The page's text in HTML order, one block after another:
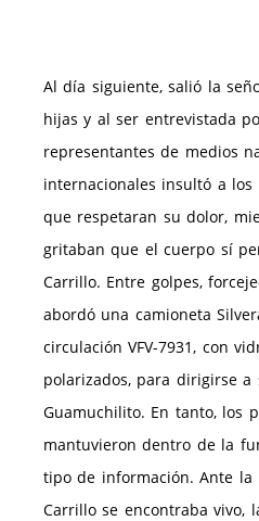
Al día siguiente, salió la
hijas y al ser entrevistada
representantes de medios
internacionales insultó a
que respetaran su dolor,
gritaban que el cuerpo sí
Carrillo. Entre golpes,
abordó una camioneta
circulación VFV-7931, con
polarizados, para dirigirse a
Guamuchilito. En tanto, los
mantuvieron dentro de la
tipo de información. Ante la
Carrillo se encontraba vivo,